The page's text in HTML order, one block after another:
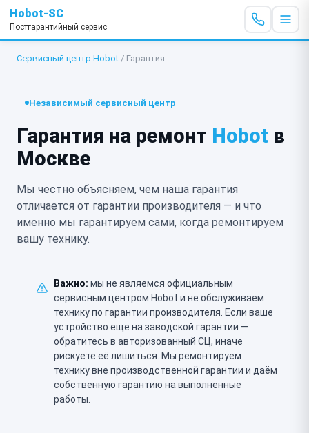
Hobot-SC
Постгарантийный сервис
Сервисный центр Hobot / Гарантия
Независимый сервисный центр
Гарантия на ремонт Hobot в
Москве
Мы честно объясняем, чем наша гарантия
отличается от гарантии производителя — и что
именно мы гарантируем сами, когда ремонтируем
вашу технику.
Важно: мы не являемся официальным
сервисным центром Hobot и не обслуживаем
технику по гарантии производителя. Если ваше
устройство ещё на заводской гарантии —
обратитесь в авторизованный СЦ, иначе
рискуете её лишиться. Мы ремонтируем
технику вне производственной гарантии и даём
собственную гарантию на выполненные
работы.